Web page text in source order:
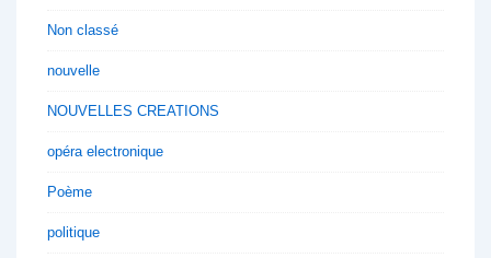
Non classé
nouvelle
NOUVELLES CREATIONS
opéra electronique
Poème
politique